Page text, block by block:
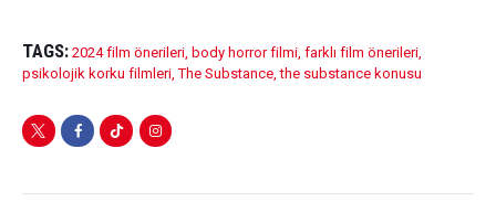
tt
er
at
s
A
p
p
ce
b
o
o
k
er
es
ar
e
TAGS: 2024 film önerileri body horror filmi farklı film önerileri
psikolojik korku filmleri ,The Substance ,the substance konusu